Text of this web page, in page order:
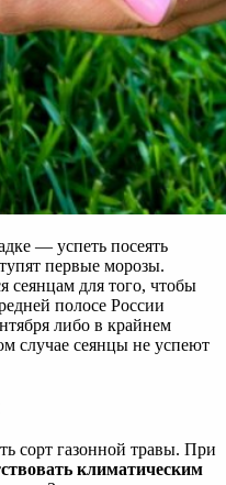
— успеть посеять
первые морозы.
сеянцам для того, чтобы
полосе России
либо в крайнем
случае сеянцы не успеют
сорт газонной травы. При
климатическим